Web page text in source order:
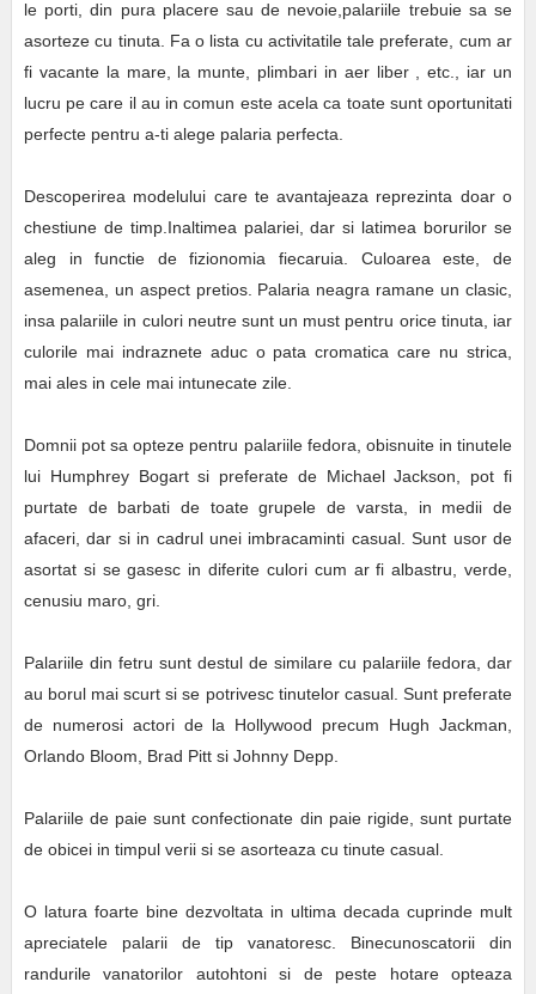
le porti, din pura placere sau de nevoie,palariile trebuie sa se
asorteze cu tinuta. Fa o lista cu activitatile tale preferate, cum ar
fi vacante la mare, la munte, plimbari in aer liber , etc., iar un
lucru pe care il au in comun este acela ca toate sunt oportunitati
perfecte pentru a-ti alege palaria perfecta.
Descoperirea modelului care te avantajeaza reprezinta doar o
chestiune de timp.Inaltimea palariei, dar si latimea borurilor se
aleg in functie de fizionomia fiecaruia. Culoarea este, de
asemenea, un aspect pretios. Palaria neagra ramane un clasic,
insa palariile in culori neutre sunt un must pentru orice tinuta, iar
culorile mai indraznete aduc o pata cromatica care nu strica,
mai ales in cele mai intunecate zile.
Domnii pot sa opteze pentru palariile fedora, obisnuite in tinutele
lui Humphrey Bogart si preferate de Michael Jackson, pot fi
purtate de barbati de toate grupele de varsta, in medii de
afaceri, dar si in cadrul unei imbracaminti casual. Sunt usor de
asortat si se gasesc in diferite culori cum ar fi albastru, verde,
cenusiu maro, gri.
Palariile din fetru sunt destul de similare cu palariile fedora, dar
au borul mai scurt si se potrivesc tinutelor casual. Sunt preferate
de numerosi actori de la Hollywood precum Hugh Jackman,
Orlando Bloom, Brad Pitt si Johnny Depp.
Palariile de paie sunt confectionate din paie rigide, sunt purtate
de obicei in timpul verii si se asorteaza cu tinute casual.
O latura foarte bine dezvoltata in ultima decada cuprinde mult
apreciatele palarii de tip vanatoresc. Binecunoscatorii din
randurile vanatorilor autohtoni si de peste hotare opteaza